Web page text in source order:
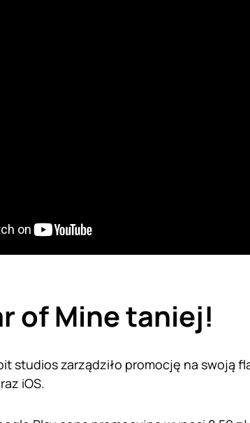
of Mine taniej!
studios zarządziło promocję na swoją
iOS.